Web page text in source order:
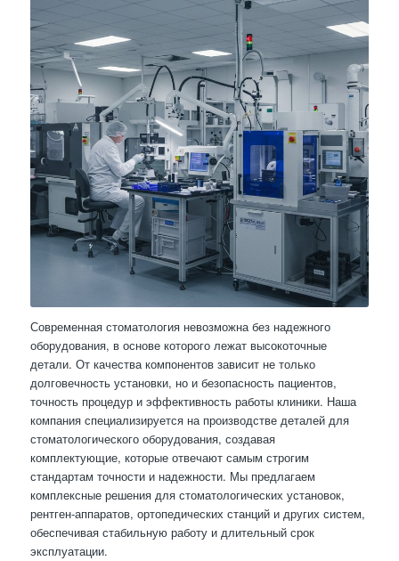
Современная стоматология невозможна без надежного
оборудования, в основе которого лежат высокоточные
детали. От качества компонентов зависит не только
долговечность установки, но и безопасность пациентов,
точность процедур и эффективность работы клиники. Наша
компания специализируется на производстве деталей для
стоматологического оборудования, создавая
комплектующие, которые отвечают самым строгим
стандартам точности и надежности. Мы предлагаем
комплексные решения для стоматологических установок,
рентген-аппаратов, ортопедических станций и других систем,
обеспечивая стабильную работу и длительный срок
эксплуатации.